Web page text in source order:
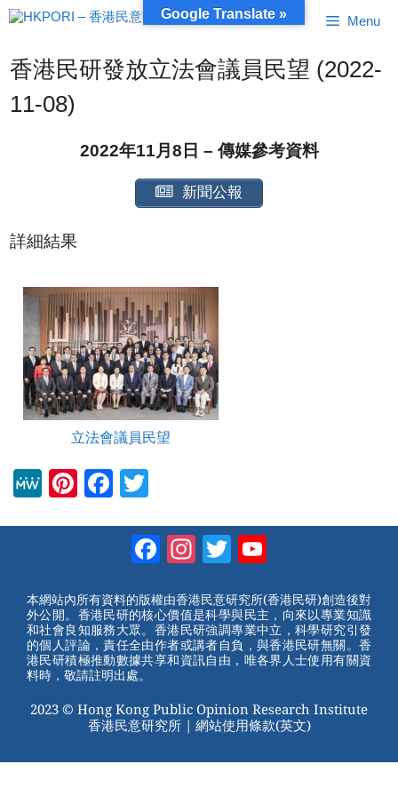
跳
至
容
Menu
香港民研發放立法會議員民望 (2022-
11-08)
2022年11月8日 – 傳媒參考資料
新聞公報
詳細結果
立法會議員民望
M
Pi
st
F
b
o
o
k
tt
er
Facebook
Instagram
Twitter
本網站內所有資料的版權由香港民意研究所(香港民研)創造後對
外公開。香港民研的核心價值是科學與民主，向來以專業知識
和社會良知服務大眾。香港民研強調專業中立，科學研究引發
的個人評論，責任全由作者或講者自負，與香港民研無關。香
港民研積極推動數據共享和資訊自由，唯各界人士使用有關資
料時，敬請註明出處。
2023 © Hong Kong Public Opinion Research Institute
香港民意研究所 | 網站使用條款(英文)
Google Translate »